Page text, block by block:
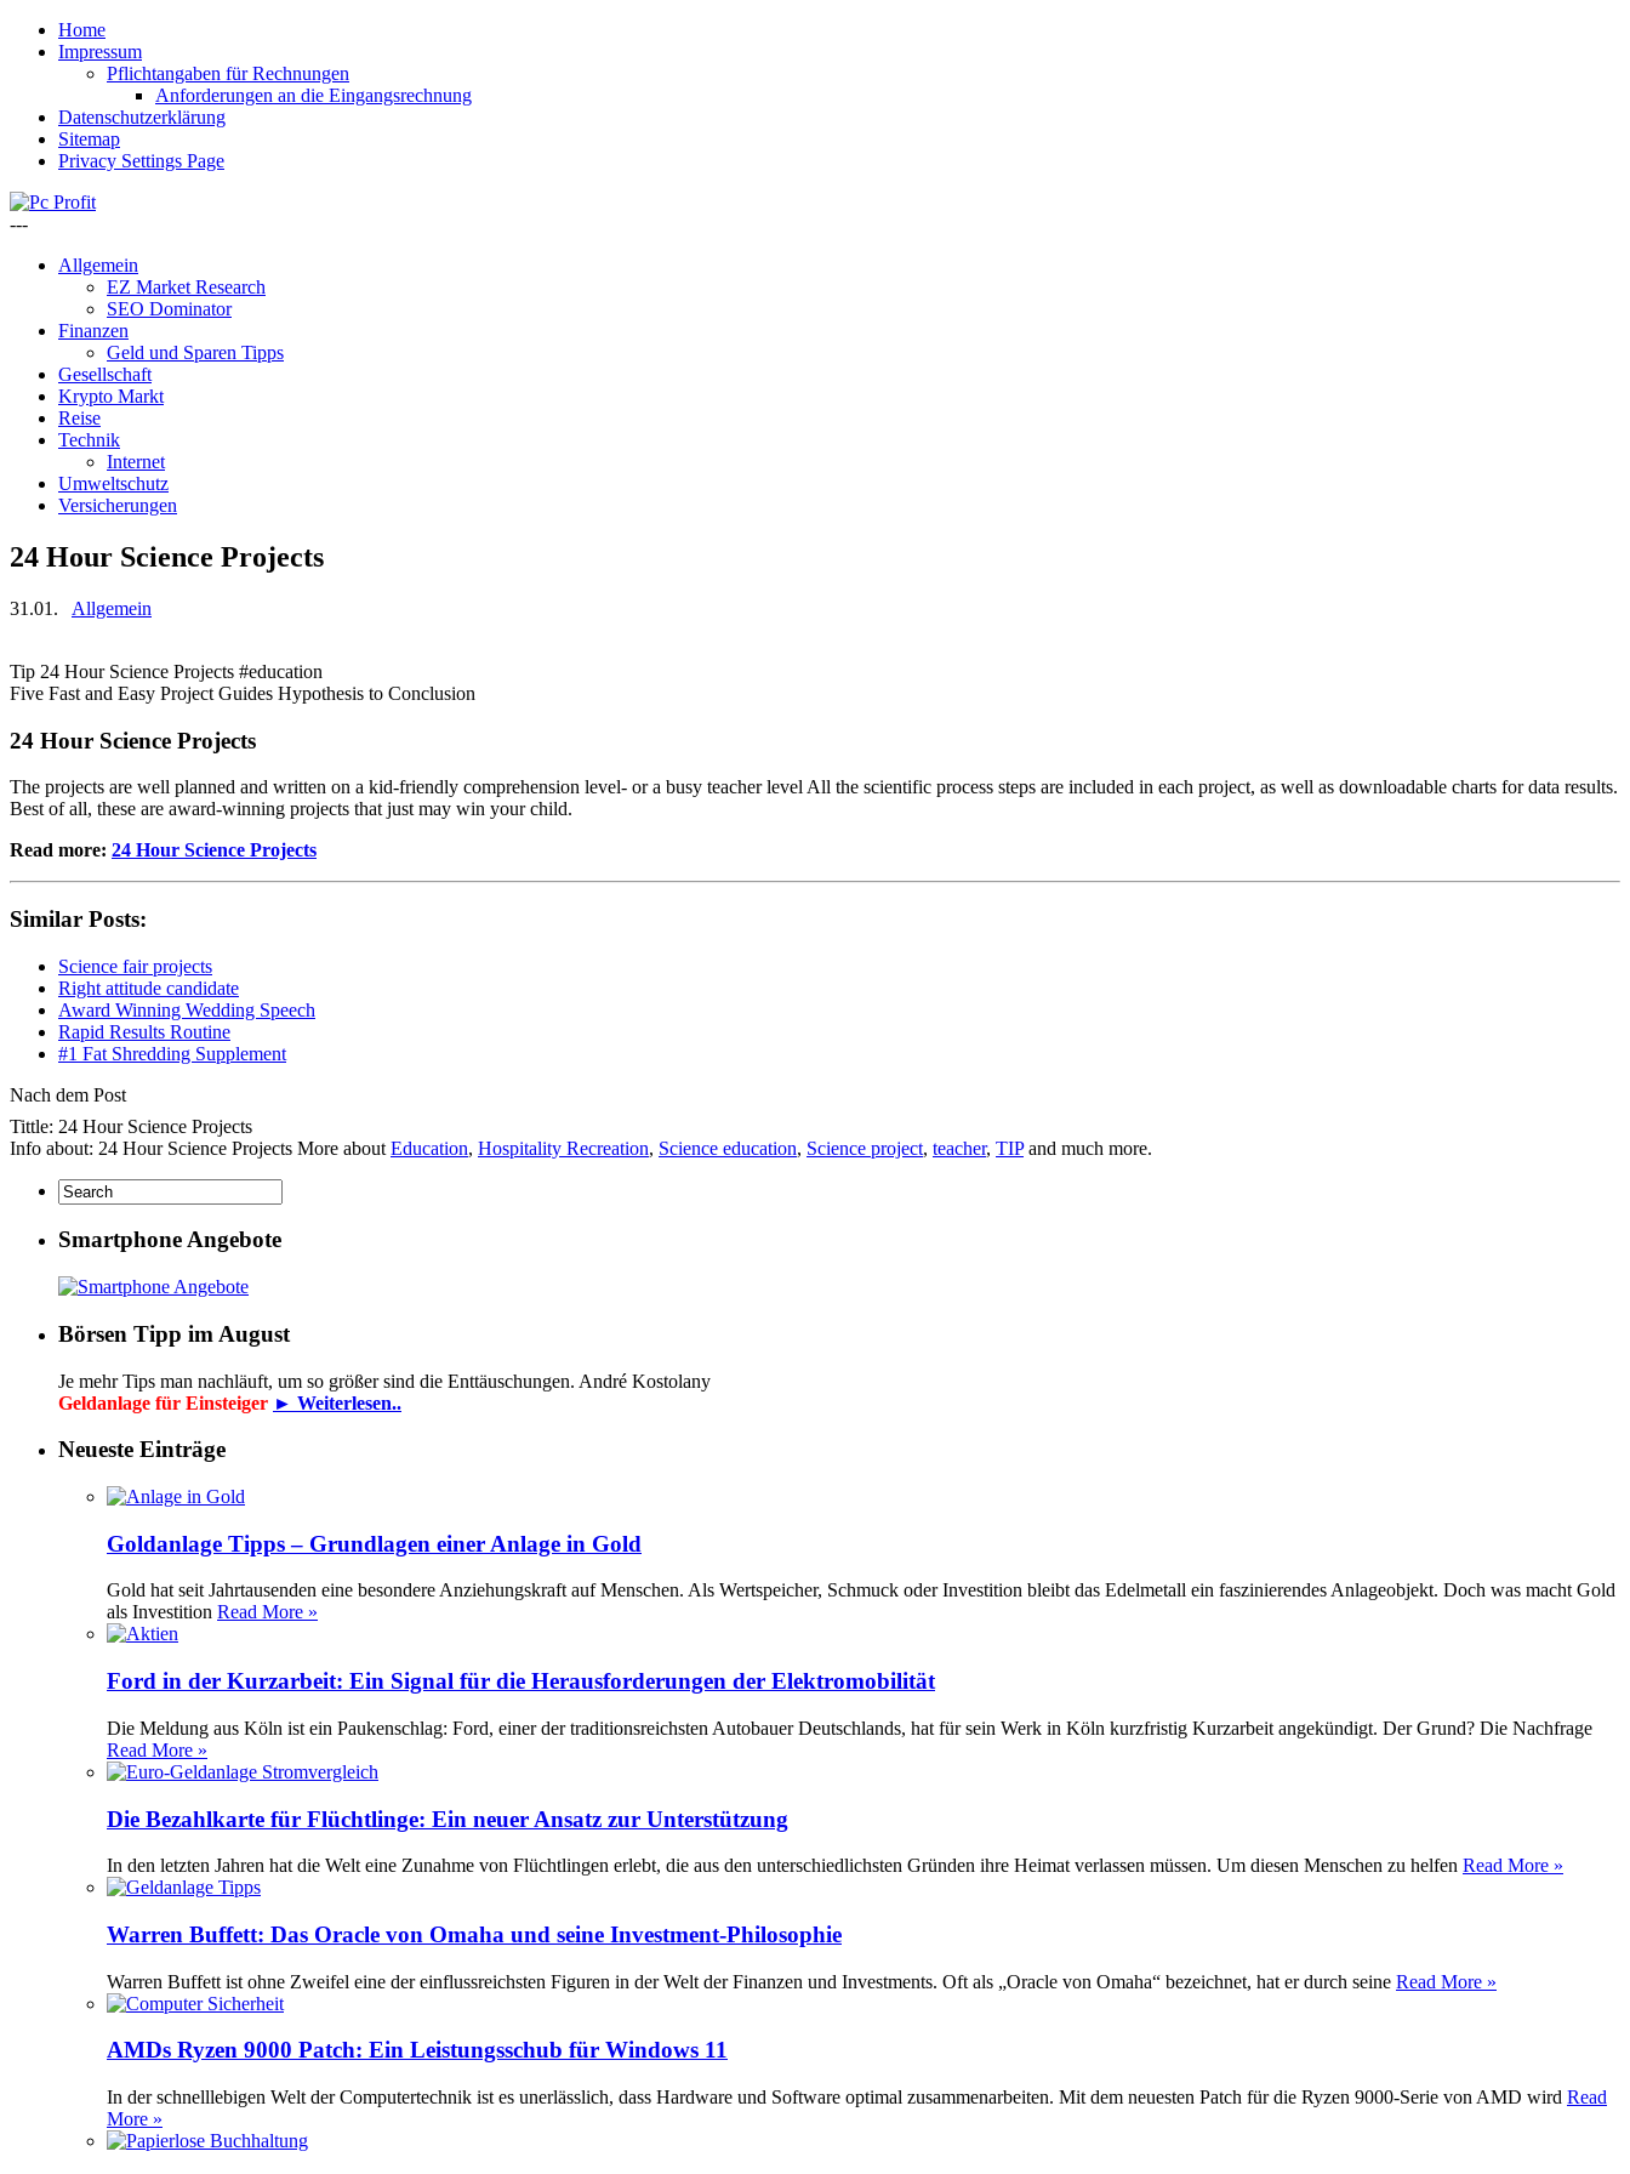
Home
Impressum
Pflichtangaben für Rechnungen
Anforderungen an die Eingangsrechnung
Datenschutzerklärung
Sitemap
Privacy Settings Page
---
Allgemein
EZ Market Research
SEO Dominator
Finanzen
Geld und Sparen Tipps
Gesellschaft
Krypto Markt
Reise
Technik
Internet
Umweltschutz
Versicherungen
24 Hour Science Projects
31.01. Allgemein
Tip 24 Hour Science Projects #education
Five Fast and Easy Project Guides Hypothesis to Conclusion
24 Hour Science Projects
The projects are well planned and written on a kid-friendly comprehension level- or a busy teacher level All the scientific process steps are included in each project, as well as downloadable charts for data results.
Best of all, these are award-winning projects that just may win your child.
Read more: 24 Hour Science Projects
Similar Posts:
Science fair projects
Right attitude candidate
Award Winning Wedding Speech
Rapid Results Routine
#1 Fat Shredding Supplement
Nach dem Post
Tittle: 24 Hour Science Projects
Info about: 24 Hour Science Projects More about Education, Hospitality Recreation, Science education, Science project, teacher, TIPand much more.
Smartphone Angebote
Börsen Tipp im August
Je mehr Tips man nachläuft, um so größer sind die Enttäuschungen. André Kostolany
Geldanlage für Einsteiger ► Weiterlesen..
Neueste Einträge
Goldanlage Tipps – Grundlagen einer Anlage in Gold
Gold hat seit Jahrtausenden eine besondere Anziehungskraft auf Menschen. Als Wertspeicher, Schmuck oder Investition bleibt das Edelmetall ein faszinierendes Anlageobjekt. Doch was macht Gold
als Investition Read More »
Ford in der Kurzarbeit: Ein Signal für die Herausforderungen der Elektromobilität
Die Meldung aus Köln ist ein Paukenschlag: Ford, einer der traditionsreichsten Autobauer Deutschlands, hat für sein Werk in Köln kurzfristig Kurzarbeit angekündigt. Der Grund? Die Nachfrage
Read More »
Die Bezahlkarte für Flüchtlinge: Ein neuer Ansatz zur Unterstützung
In den letzten Jahren hat die Welt eine Zunahme von Flüchtlingen erlebt, die aus den unterschiedlichsten Gründen ihre Heimat verlassen müssen. Um diesen Menschen zu helfen Read More »
Warren Buffett: Das Oracle von Omaha und seine Investment-Philosophie
Warren Buffett ist ohne Zweifel eine der einflussreichsten Figuren in der Welt der Finanzen und Investments. Oft als „Oracle von Omaha“ bezeichnet, hat er durch seine Read More »
AMDs Ryzen 9000 Patch: Ein Leistungsschub für Windows 11
In der schnelllebigen Welt der Computertechnik ist es unerlässlich, dass Hardware und Software optimal zusammenarbeiten. Mit dem neuesten Patch für die Ryzen 9000-Serie von AMD wird Read
More »